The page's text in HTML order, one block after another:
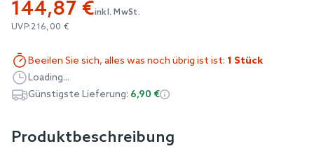
the
images
144,87 €inkl. MwSt.
UVP:216,00 €
Beeilen Sie sich, alles was noch übrig ist ist: 1 Stück
Loading...
Günstigste Lieferung: 6,90 €
Produktbeschreibung